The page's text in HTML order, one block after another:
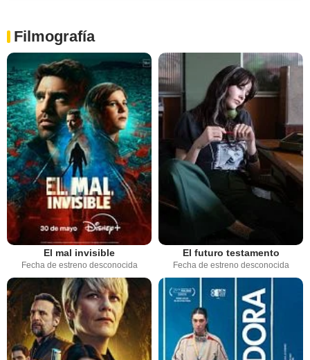
Filmografía
El mal invisible
Fecha de estreno desconocida
El futuro testamento
Fecha de estreno desconocida